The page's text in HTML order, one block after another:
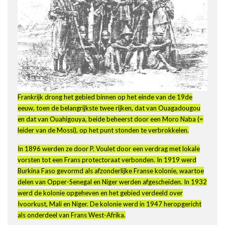
Frankrijk drong het gebied binnen op het einde van de 19de
eeuw, toen de belangrijkste twee rijken, dat van Ouagadougou
en dat van Ouahigouya, beide beheerst door een Moro Naba (=
leider van de Mossi), op het punt stonden te verbrokkelen.
In 1896 werden ze door P. Voulet door een verdrag met lokale
vorsten tot een Frans protectoraat verbonden. In 1919 werd
Burkina Faso gevormd als afzonderlijke Franse kolonie, waartoe
delen van Opper-Senegal en Niger werden afgescheiden. In 1932
werd de kolonie opgeheven en het gebied verdeeld over
Ivoorkust, Mali en Niger. De kolonie werd in 1947 heropgericht
als onderdeel van Frans West-Afrika.